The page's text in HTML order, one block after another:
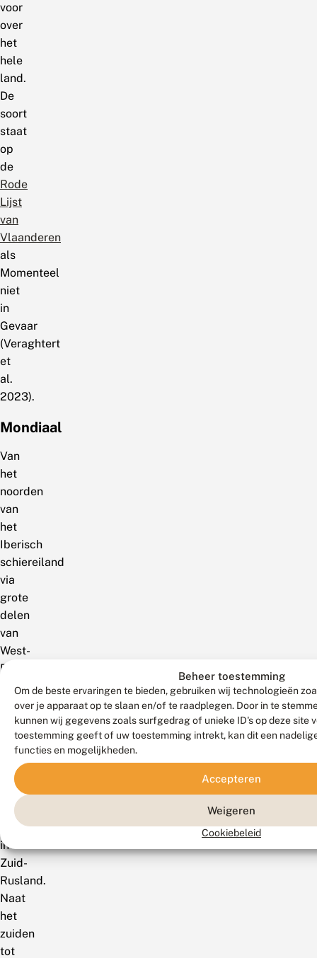
Beheer toestemming
Om de beste ervaringen te bieden, gebruiken wij technologieën
over je apparaat op te slaan en/of te raadplegen. Door in te
kunnen wij gegevens zoals surfgedrag of unieke ID's op deze site
toestemming geeft of uw toestemming intrekt, kan dit een
functies en mogelijkheden.
Accepteren
Weigeren
Cookiebeleid
voor
over
het
hele
land.
De
soort
staat
op
de
Rode
Lijst
van
Vlaanderen
als
Momenteel
niet
in
Gevaar
(Veraghtert
et
al.
2023).
Mondiaal
Van
het
noorden
van
het
Iberisch
schiereiland
via
grote
delen
van
West-
Europa,
inclusief
Zuid-
Engeland
heel
Midden-
Europa
in
Zuid-
Rusland.
Naat
het
zuiden
tot